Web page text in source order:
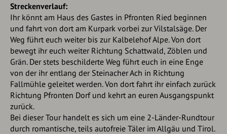
Streckenverlauf:
Ihr könnt am Haus des Gastes in Pfronten Ried beginnen
und fahrt von dort am Kurpark vorbei zur Vilstalsäge. Der
Weg führt euch weiter bis zur Kalbelehof Alpe. Von dort
bewegt ihr euch weiter Richtung Schattwald, Zöblen und
Grän. Der stets beschilderte Weg führt euch in eine Enge
von der ihr entlang der Steinacher Ach in Richtung
Fallmühle geleitet werden. Von dort fahrt ihr einfach zurück
Richtung Pfronten Dorf und kehrt an euren Ausgangspunkt
zurück.
Bei dieser Tour handelt es sich um eine 2-Länder-Rundtour
durch romantische, teils autofreie Täler im Allgäu und Tirol.